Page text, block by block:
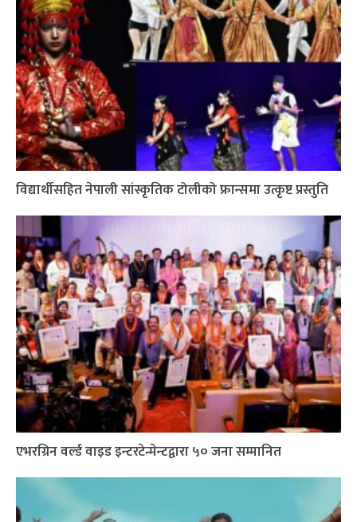
विद्यार्थीसहित नेपाली सांस्कृतिक टोलीको फ्रान्समा उत्कृष्ट प्रस्तुति
एभरग्रिन वर्ल्ड वाइड इन्टरटेन्मेन्टद्वारा ५० जना सम्मानित